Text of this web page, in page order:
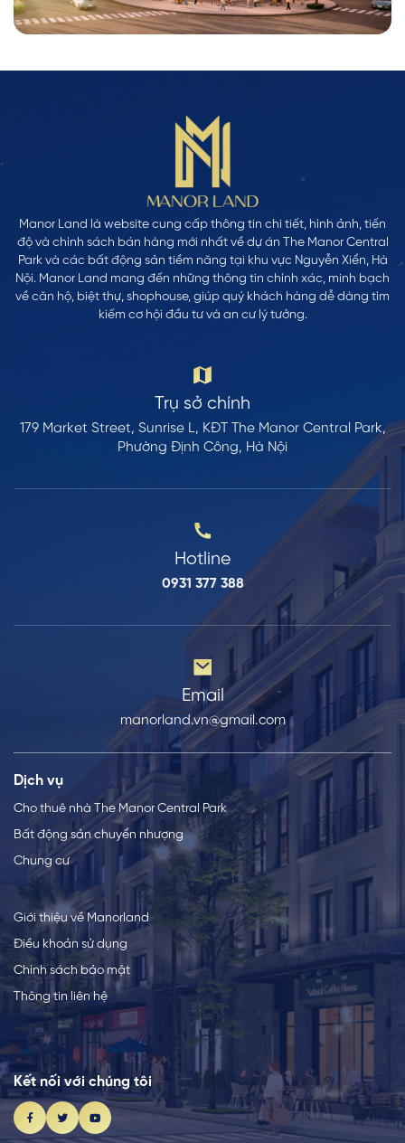
Manor Land là website cung cấp thông tin chi tiết, hình ảnh, tiến
độ và chính sách bán hàng mới nhất về dự án The Manor Central
Park và các bất động sản tiềm năng tại khu vực Nguyễn Xiển, Hà
Nội. Manor Land mang đến những thông tin chính xác, minh bạch
về căn hộ, biệt thự, shophouse, giúp quý khách hàng dễ dàng tìm
kiếm cơ hội đầu tư và an cư lý tưởng.
Trụ sở chính
179 Market Street, Sunrise L, KĐT The Manor Central Park,
Phường Định Công, Hà Nội
Hotline
0931 377 388
Email
manorland.vn@gmail.com
Dịch vụ
Cho thuê nhà The Manor Central Park
Bất động sản chuyển nhượng
Chung cư
Giới thiệu về Manorland
Điều khoản sử dụng
Chính sách bảo mật
Thông tin liên hệ
Kết nối với chúng tôi